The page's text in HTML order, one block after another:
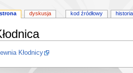
Kłodnicy
strona dyskusja kod źródłowy historia